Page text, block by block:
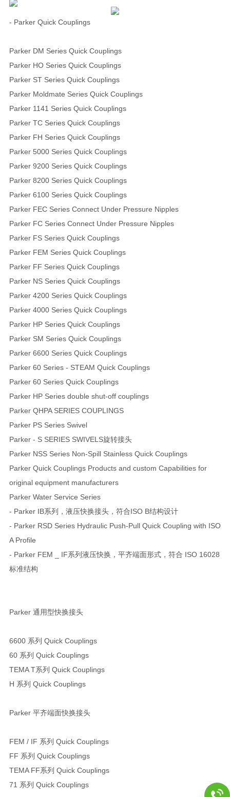
- Parker Quick Couplings
Parker DM Series Quick Couplings
Parker HO Series Quick Couplings
Parker ST Series Quick Couplings
Parker Moldmate Series Quick Couplings
Parker 1141 Series Quick Couplings
Parker TC Series Quick Couplings
Parker FH Series Quick Couplings
Parker 5000 Series Quick Couplings
Parker 9200 Series Quick Couplings
Parker 8200 Series Quick Couplings
Parker 6100 Series Quick Couplings
Parker FEC Series Connect Under Pressure Nipples
Parker FC Series Connect Under Pressure Nipples
Parker FS Series Quick Couplings
Parker FEM Series Quick Couplings
Parker FF Series Quick Couplings
Parker NS Series Quick Couplings
Parker 4200 Series Quick Couplings
Parker 4000 Series Quick Couplings
Parker HP Series Quick Couplings
Parker SM Series Quick Couplings
Parker 6600 Series Quick Couplings
Parker 60 Series - STEAM Quick Couplings
Parker 60 Series Quick Couplings
Parker HP Series double shut-off couplings
Parker QHPA SERIES COUPLINGS
Parker PS Series Swivel
Parker - S SERIES SWIVELS旋转接头
Parker NSS Series Non-Spill Stainless Quick Couplings
Parker Quick Couplings Products and custom Capabilities for
original equipment manufacturers
Parker Water Service Series
- Parker IB系列，液压快换接头，符合ISO B结构设计
- Parker RSD Series Hydraulic Push-Pull Quick Coupling with ISO
A Profile
- Parker FEM _ IF系列液压快换，平齐端面形式，符合 ISO 16028
标准结构
Parker 通用型快换接头
6600 系列 Quick Couplings
60 系列 Quick Couplings
TEMA T系列 Quick Couplings
H 系列 Quick Couplings
Parker 平齐端面快换接头
FEM / IF 系列 Quick Couplings
FF 系列 Quick Couplings
TEMA FF系列 Quick Couplings
71 系列 Quick Couplings